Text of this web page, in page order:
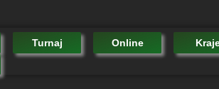
Turnaj Online